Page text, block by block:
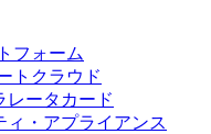
フォーム
トクラウド
レータカード
ィ・アプライアンス